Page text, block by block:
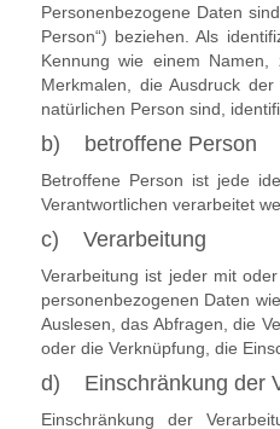
Personenbezogene Daten
Person“) beziehen. Als
Kennung wie einem
Merkmalen, die Ausdruck
natürlichen Person sind,
b) betroffene Person
Betroffene Person ist jede
Verantwortlichen verarbeitet
c) Verarbeitung
Verarbeitung ist jeder mit
personenbezogenen Daten
Auslesen, das Abfragen, die
oder die Verknüpfung, die
d) Einschränkung der
Einschränkung der